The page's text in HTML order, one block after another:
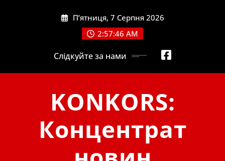
П’ятниця, 7 Серпня 2026
2:57:47 AM
Слідкуйте за нами
KONKORS:
Концентрат